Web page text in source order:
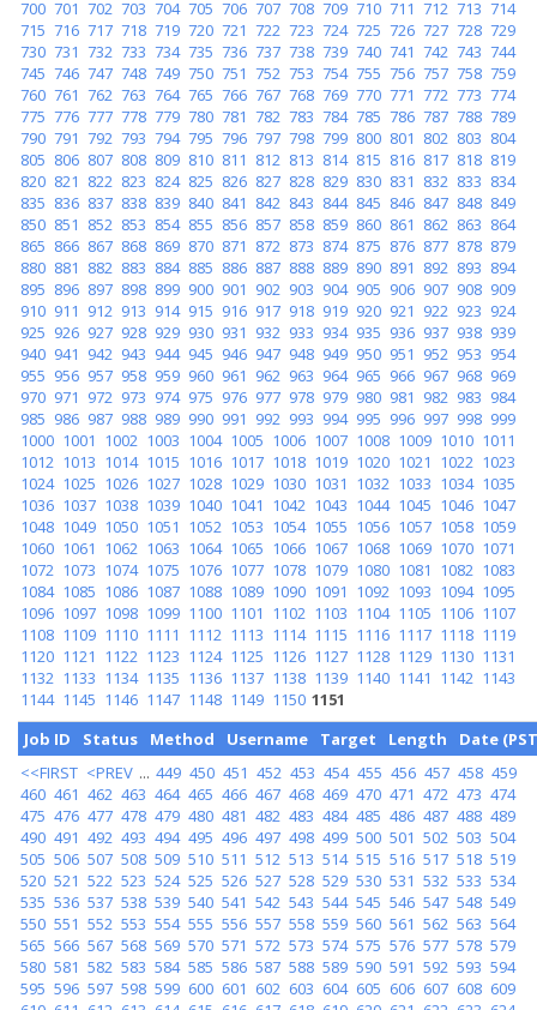
700 701 702 703 704 705 706 707 708 709 710 711 712 713 714
715 716 717 718 719 720 721 722 723 724 725 726 727 728 729
730 731 732 733 734 735 736 737 738 739 740 741 742 743 744
745 746 747 748 749 750 751 752 753 754 755 756 757 758 759
760 761 762 763 764 765 766 767 768 769 770 771 772 773 774
775 776 777 778 779 780 781 782 783 784 785 786 787 788 789
790 791 792 793 794 795 796 797 798 799 800 801 802 803 804
805 806 807 808 809 810 811 812 813 814 815 816 817 818 819
820 821 822 823 824 825 826 827 828 829 830 831 832 833 834
835 836 837 838 839 840 841 842 843 844 845 846 847 848 849
850 851 852 853 854 855 856 857 858 859 860 861 862 863 864
865 866 867 868 869 870 871 872 873 874 875 876 877 878 879
880 881 882 883 884 885 886 887 888 889 890 891 892 893 894
895 896 897 898 899 900 901 902 903 904 905 906 907 908 909
910 911 912 913 914 915 916 917 918 919 920 921 922 923 924
925 926 927 928 929 930 931 932 933 934 935 936 937 938 939
940 941 942 943 944 945 946 947 948 949 950 951 952 953 954
955 956 957 958 959 960 961 962 963 964 965 966 967 968 969
970 971 972 973 974 975 976 977 978 979 980 981 982 983 984
985 986 987 988 989 990 991 992 993 994 995 996 997 998 999
1000 1001 1002 1003 1004 1005 1006 1007 1008 1009 1010 1011
1012 1013 1014 1015 1016 1017 1018 1019 1020 1021 1022 1023
1024 1025 1026 1027 1028 1029 1030 1031 1032 1033 1034 1035
1036 1037 1038 1039 1040 1041 1042 1043 1044 1045 1046 1047
1048 1049 1050 1051 1052 1053 1054 1055 1056 1057 1058 1059
1060 1061 1062 1063 1064 1065 1066 1067 1068 1069 1070 1071
1072 1073 1074 1075 1076 1077 1078 1079 1080 1081 1082 1083
1084 1085 1086 1087 1088 1089 1090 1091 1092 1093 1094 1095
1096 1097 1098 1099 1100 1101 1102 1103 1104 1105 1106 1107
1108 1109 1110 1111 1112 1113 1114 1115 1116 1117 1118 1119
1120 1121 1122 1123 1124 1125 1126 1127 1128 1129 1130 1131
1132 1133 1134 1135 1136 1137 1138 1139 1140 1141 1142 1143
1144 1145 1146 1147 1148 1149 1150 1151
Job ID
Status Method Username Target Length
Date
<<FIRST <PREV ... 449 450 451 452 453 454 455 456 457 458 459
460 461 462 463 464 465 466 467 468 469 470 471 472 473 474
475 476 477 478 479 480 481 482 483 484 485 486 487 488 489
490 491 492 493 494 495 496 497 498 499 500 501 502 503 504
505 506 507 508 509 510 511 512 513 514 515 516 517 518 519
520 521 522 523 524 525 526 527 528 529 530 531 532 533 534
535 536 537 538 539 540 541 542 543 544 545 546 547 548 549
550 551 552 553 554 555 556 557 558 559 560 561 562 563 564
565 566 567 568 569 570 571 572 573 574 575 576 577 578 579
580 581 582 583 584 585 586 587 588 589 590 591 592 593 594
595 596 597 598 599 600 601 602 603 604 605 606 607 608 609